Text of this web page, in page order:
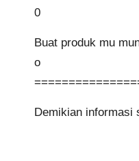
0
Buat produk mu
o
Demikian informasi